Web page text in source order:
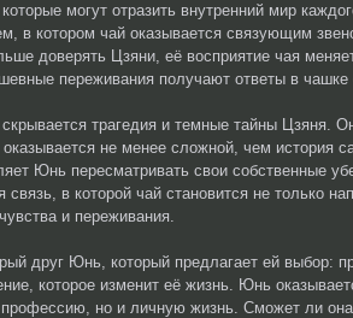
могут отразить внутренний мир
в котором чай оказывается связующим
доверять Цзяни, её восприятие чая
переживания получают ответы в чашке
трагедия и темные тайны Цзяня.
оказывается не менее сложной, чем история
Юнь пересматривать свои собственные
связь, в которой чай становится не только
и переживания.
друг Юнь, который предлагает ей выбор:
которое изменит её жизнь. Юнь
профессию, но и личную жизнь. Сможет ли